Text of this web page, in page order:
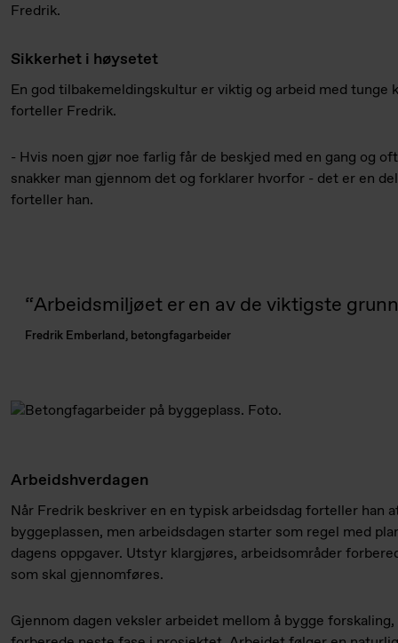
Fredrik.
Sikkerhet i høysetet
En god tilbakemeldingskultur er viktig og arbeid med tunge
forteller Fredrik.
- Hvis noen gjør noe farlig får de beskjed med en gang og
snakker man gjennom det og forklarer hvorfor - det er en
forteller han.
Arbeidsmiljøet er en av de viktigste
Fredrik Emberland, betongfagarbeider
Arbeidshverdagen
Når Fredrik beskriver en en typisk arbeidsdag forteller han
byggeplassen, men arbeidsdagen starter som regel med
dagens oppgaver. Utstyr klargjøres, arbeidsområder
som skal gjennomføres.
Gjennom dagen veksler arbeidet mellom å bygge